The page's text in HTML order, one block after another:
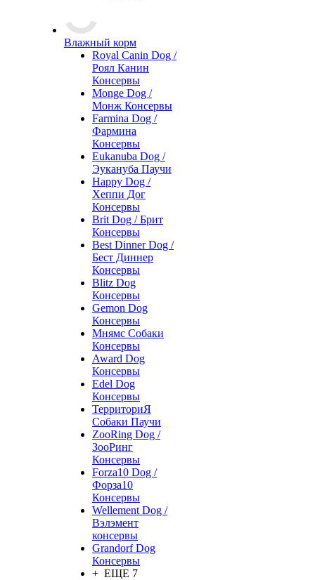
Влажный корм
Royal Canin Dog /
Роял Канин
Консервы
Monge Dog /
Монж Консервы
Farmina Dog /
Фармина
Консервы
Eukanuba Dog /
Эукануба Паучи
Happy Dog /
Хеппи Дог
Консервы
Brit Dog / Брит
Консервы
Best Dinner Dog /
Бест Диннер
Консервы
Blitz Dog
Консервы
Gemon Dog
Консервы
Мнямс Собаки
Консервы
Award Dog
Консервы
Edel Dog
Консервы
ТерриториЯ
Собаки Паучи
ZooRing Dog /
ЗооРинг
Консервы
Forza10 Dog /
Форза10
Консервы
Wellement Dog /
Вэлэмент
консервы
Grandorf Dog
Консервы
+ ЕЩЕ 7